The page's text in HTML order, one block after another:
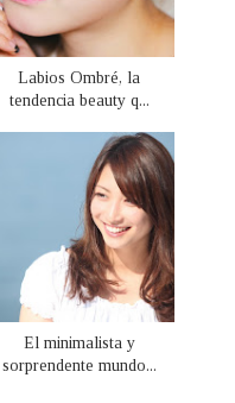
Labios Ombré, la
tendencia beauty q...
El minimalista y
sorprendente mundo...